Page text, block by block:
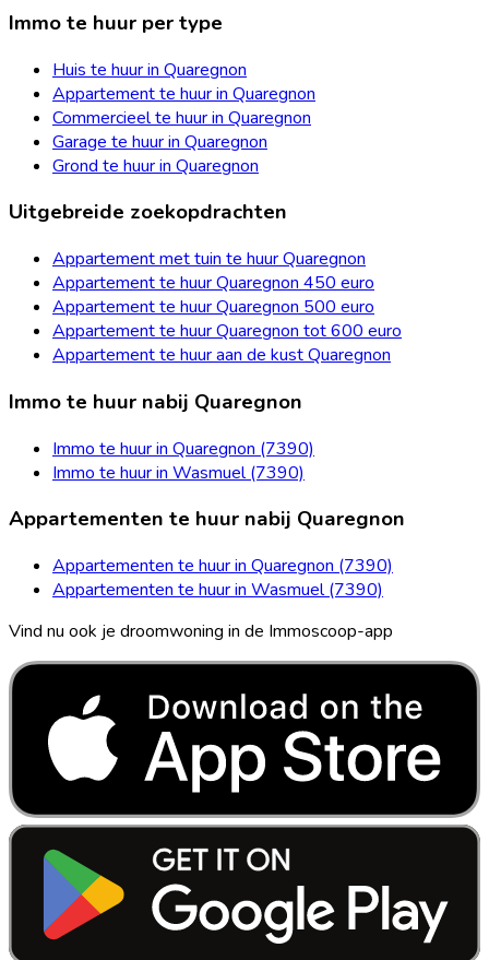
Immo te huur per type
Huis te huur in Quaregnon
Appartement te huur in Quaregnon
Commercieel te huur in Quaregnon
Garage te huur in Quaregnon
Grond te huur in Quaregnon
Uitgebreide zoekopdrachten
Appartement met tuin te huur Quaregnon
Appartement te huur Quaregnon 450 euro
Appartement te huur Quaregnon 500 euro
Appartement te huur Quaregnon tot 600 euro
Appartement te huur aan de kust Quaregnon
Immo te huur nabij Quaregnon
Immo te huur in Quaregnon (7390)
Immo te huur in Wasmuel (7390)
Appartementen te huur nabij Quaregnon
Appartementen te huur in Quaregnon (7390)
Appartementen te huur in Wasmuel (7390)
Vind nu ook je droomwoning in de Immoscoop-app